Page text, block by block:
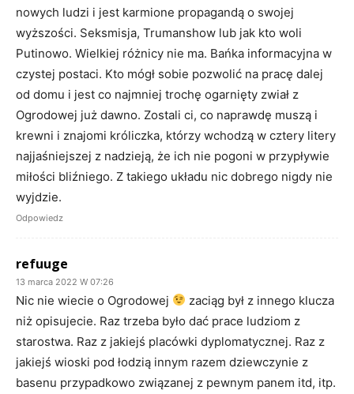
nowych ludzi i jest karmione propagandą o swojej
wyższości. Seksmisja, Trumanshow lub jak kto woli
Putinowo. Wielkiej różnicy nie ma. Bańka informacyjna w
czystej postaci. Kto mógł sobie pozwolić na pracę dalej
od domu i jest co najmniej trochę ogarnięty zwiał z
Ogrodowej już dawno. Zostali ci, co naprawdę muszą i
krewni i znajomi króliczka, którzy wchodzą w cztery litery
najjaśniejszej z nadzieją, że ich nie pogoni w przypływie
miłości bliźniego. Z takiego układu nic dobrego nigdy nie
wyjdzie.
Odpowiedz
refuuge
13 marca 2022 W 07:26
Nic nie wiecie o Ogrodowej
zaciąg był z innego klucza
niż opisujecie. Raz trzeba było dać prace ludziom z
starostwa. Raz z jakiejś placówki dyplomatycznej. Raz z
jakiejś wioski pod łodzią innym razem dziewczynie z
basenu przypadkowo związanej z pewnym panem itd, itp.